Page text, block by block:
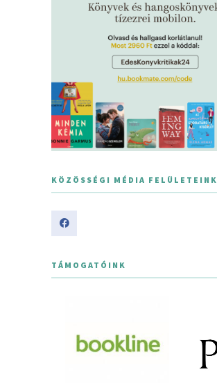
KÖZÖSSÉGI MÉDIA FELÜLETEINK
TÁMOGATÓINK